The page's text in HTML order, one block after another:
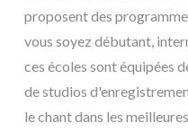
proposent des
vous soyez débutant,
ces écoles sont équipées
de studios
le chant dans les